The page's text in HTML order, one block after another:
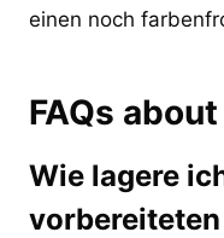
einen noch
FAQs
Wie lagere
vorbereiteten